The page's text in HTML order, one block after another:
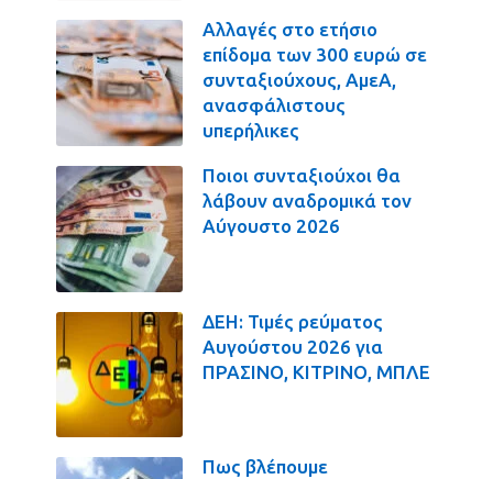
Αλλαγές στο ετήσιο
επίδομα των 300 ευρώ σε
συνταξιούχους, ΑμεΑ,
ανασφάλιστους
υπερήλικες
Ποιοι συνταξιούχοι θα
λάβουν αναδρομικά τον
Αύγουστο 2026
ΔΕΗ: Τιμές ρεύματος
Αυγούστου 2026 για
ΠΡΑΣΙΝΟ, ΚΙΤΡΙΝΟ, ΜΠΛΕ
Πως βλέπουμε